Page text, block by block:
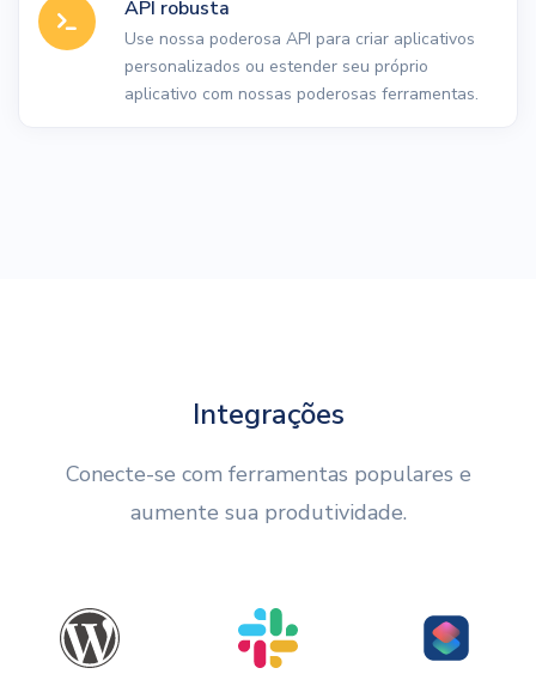
API robusta
Use nossa poderosa API para criar aplicativos
personalizados ou estender seu próprio
aplicativo com nossas poderosas ferramentas.
Integrações
Conecte-se com ferramentas populares e
aumente sua produtividade.